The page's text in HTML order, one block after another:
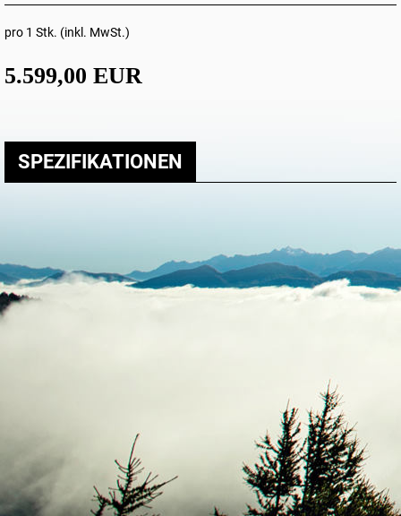
pro 1 Stk. (inkl. MwSt.)
5.599,00 EUR
SPEZIFIKATIONEN